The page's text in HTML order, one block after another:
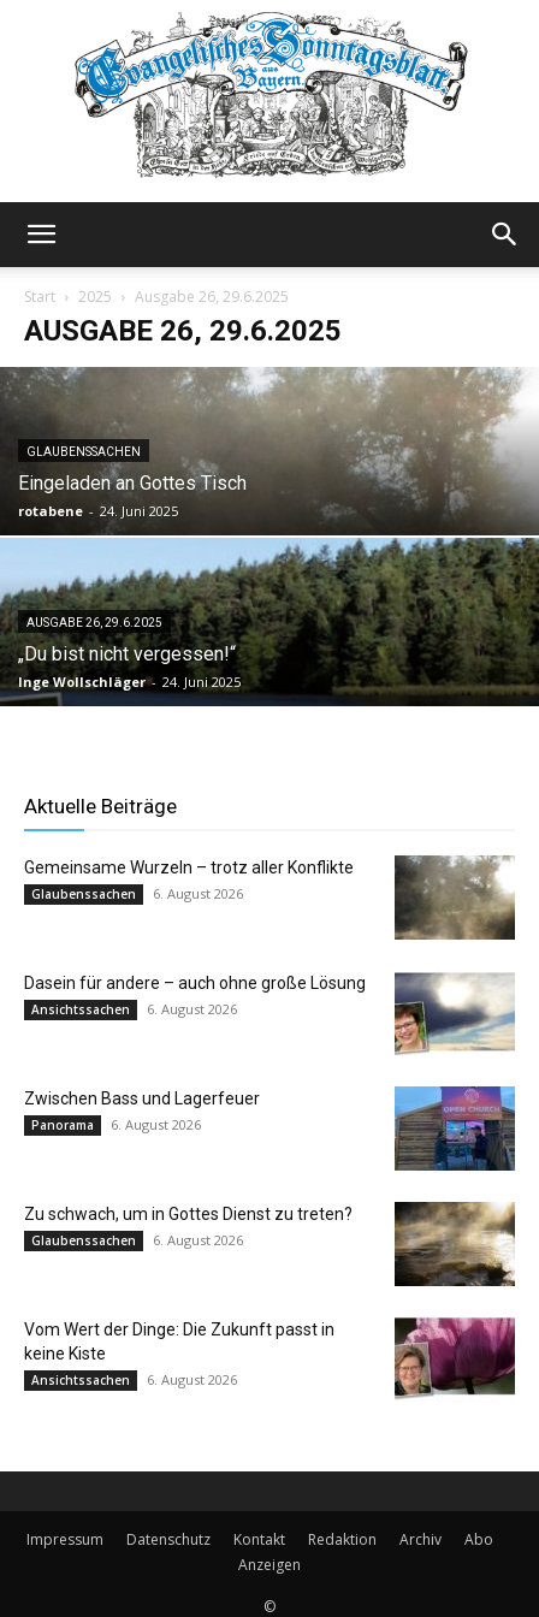
Sonntagsblatt
Start 2025 Ausgabe 26, 29.6.2025
AUSGABE 26, 29.6.2025
GLAUBENSSACHEN
Eingeladen an Gottes Tisch
rotabene - 24. Juni 2025
AUSGABE 26, 29.6.2025
„Du bist nicht vergessen!“
Inge Wollschläger - 24. Juni 2025
Aktuelle Beiträge
Gemeinsame Wurzeln – trotz aller Konflikte
Glaubenssachen 6. August 2026
Dasein für andere – auch ohne große Lösung
Ansichtssachen 6. August 2026
Zwischen Bass und Lagerfeuer
Panorama 6. August 2026
Zu schwach, um in Gottes Dienst zu treten?
Glaubenssachen 6. August 2026
Vom Wert der Dinge: Die Zukunft passt in
keine Kiste
Ansichtssachen 6. August 2026
Impressum Datenschutz Kontakt Redaktion Archiv
Abo
Anzeigen
©